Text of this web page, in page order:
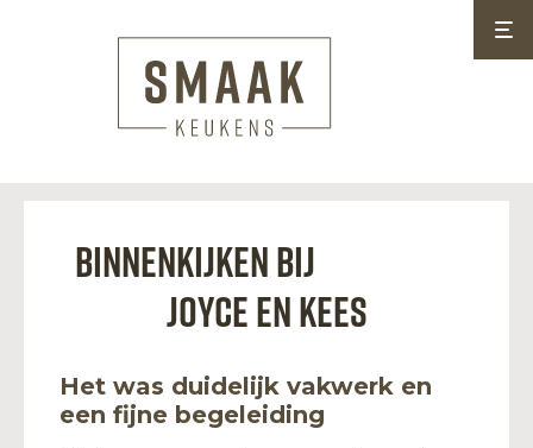
Binnenkijken bij
Joyce en Kees
Het was duidelijk vakwerk en
een fijne begeleiding